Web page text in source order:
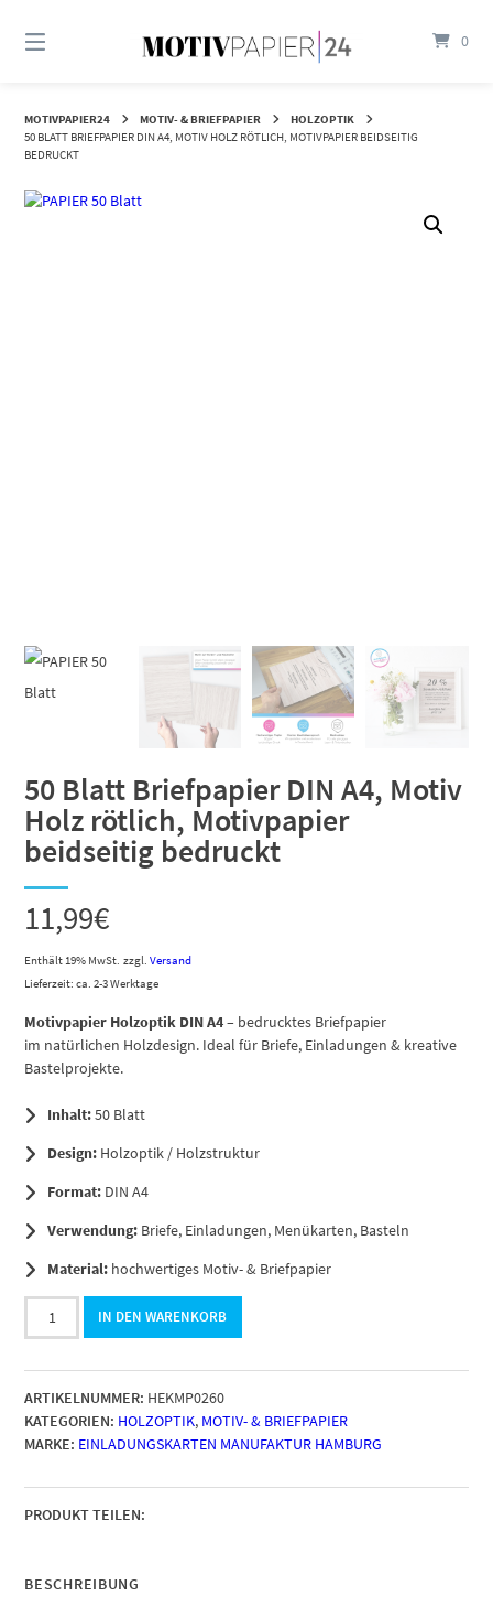
zum
0
MOTIVPAPIER24 MOTIV- & BRIEFPAPIER
HOLZOPTIK
50 BLATT BRIEFPAPIER DIN A4, MOTIV HOLZ RÖTLICH, MOTIVPAPIER BEIDSEITIG
BEDRUCKT
50 Blatt Briefpapier DIN A4, Motiv
Holz rötlich, Motivpapier
beidseitig bedruckt
11,99€
Enthält 19% MwSt. zzgl.Versand
Lieferzeit: ca. 2-3 Werktage
Motivpapier Holzoptik DIN A4– bedrucktes Briefpapier
im natürlichen Holzdesign. Ideal für Briefe, Einladungen & kreative
Bastelprojekte.
Inhalt:50 Blatt
Design: Holzoptik / Holzstruktur
Format: DIN A4
Verwendung: Briefe, Einladungen, Menükarten, Basteln
Material: hochwertiges Motiv- & Briefpapier
50
Blatt
DIN
A4,
Motiv
Holz
Motivpapier
beidseitig
IN DEN WARENKORB
ARTIKELNUMMER: HEKMP0260
KATEGORIEN: HOLZOPTIK, MOTIV- & BRIEFPAPIER
MARKE: EINLADUNGSKARTEN MANUFAKTUR HAMBURG
PRODUKT TEILEN:
BESCHREIBUNG